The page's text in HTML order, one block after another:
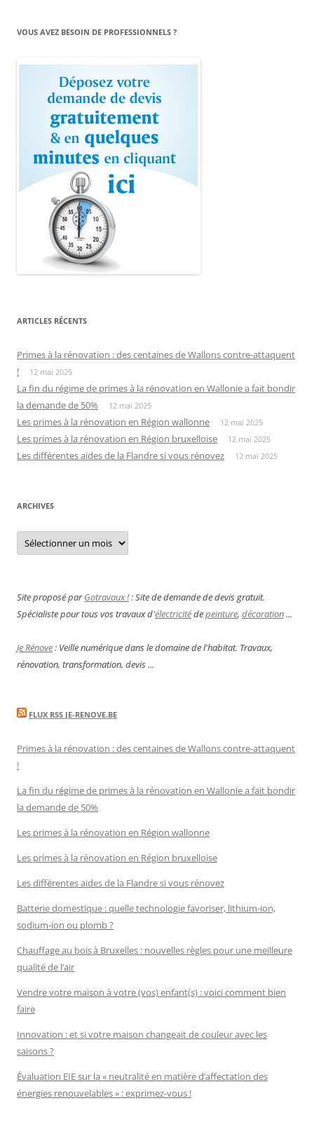
VOUS AVEZ BESOIN DE PROFESSIONNELS ?
ARTICLES RÉCENTS
Primes à la rénovation : des centaines de Wallons contre-attaquent
!
12 mai 2025
La fin du régime de primes à la rénovation en Wallonie a fait bondir
la demande de 50%
12 mai 2025
Les primes à la rénovation en Région wallonne 12 mai 2025
Les primes à la rénovation en Région bruxelloise 12 mai 2025
Les différentes aides de la Flandre si vous rénovez 12 mai 2025
ARCHIVES
Archives
Site proposé parGotravaux !: Site de demande de devis gratuit.
Spécialiste pour tous vos travaux d'électricitédepeinture, décoration...
Je Rénove: Veille numérique dans le domaine de l'habitat. Travaux,
rénovation, transformation, devis ...
FLUX RSS JE-RENOVE.BE
Primes à la rénovation : des centaines de Wallons contre-attaquent
!
La fin du régime de primes à la rénovation en Wallonie a fait bondir
la demande de 50%
Les primes à la rénovation en Région wallonne
Les primes à la rénovation en Région bruxelloise
Les différentes aides de la Flandre si vous rénovez
Batterie domestique : quelle technologie favoriser, lithium-ion,
sodium-ion ou plomb ?
Chauffage au bois à Bruxelles : nouvelles règles pour une meilleure
qualité de l’air
Vendre votre maison à votre (vos) enfant(s) : voici comment bien
faire
Innovation : et si votre maison changeait de couleur avec les
saisons ?
Évaluation EIE sur la « neutralité en matière d’affectation des
énergies renouvelables » : exprimez-vous !